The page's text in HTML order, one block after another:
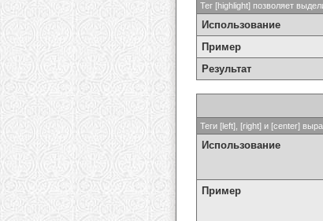
Тег [highlight] позволяет
Использование
Пример
Результат
Теги [left], [right] и [center]
Использование
Пример